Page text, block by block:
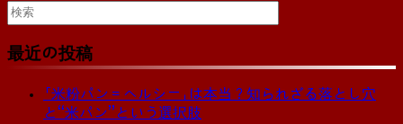
検
索
対
象:
最近の投稿
「米粉パン＝ヘルシー」は本当？知られざる落とし穴
と“米パン”という選択肢